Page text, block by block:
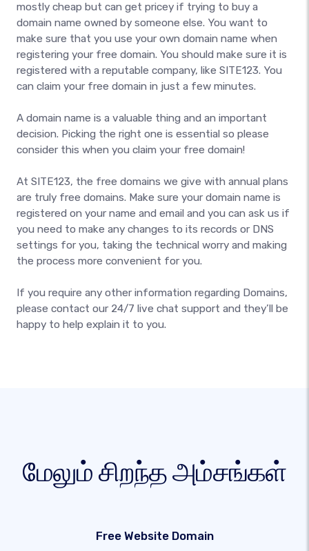
mostly cheap but can get pricey if trying to buy a
domain name owned by someone else. You want to
make sure that you use your own domain name when
registering your free domain. You should make sure it is
registered with a reputable company, like SITE123. You
can claim your free domain in just a few minutes.
A domain name is a valuable thing and an important
decision. Picking the right one is essential so please
consider this when you claim your free domain!
At SITE123, the free domains we give with annual plans
are truly free domains. Make sure your domain name is
registered on your name and email and you can ask us if
you need to make any changes to its records or DNS
settings for you, taking the technical worry and making
the process more convenient for you.
If you require any other information regarding Domains,
please contact our 24/7 live chat support and they’ll be
happy to help explain it to you.
மேலும் சிறந்த அம்சங்கள்
Free Website Domain